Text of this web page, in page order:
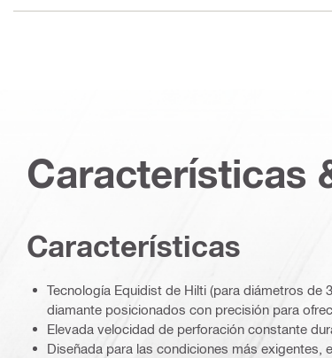
Características
Caracterí­sticas
Tecnología Equidist de Hilti (para diámetros de
diamante posicionados con precisión para
Elevada velocidad de perforación constante
Diseñada para las condiciones más exigentes,